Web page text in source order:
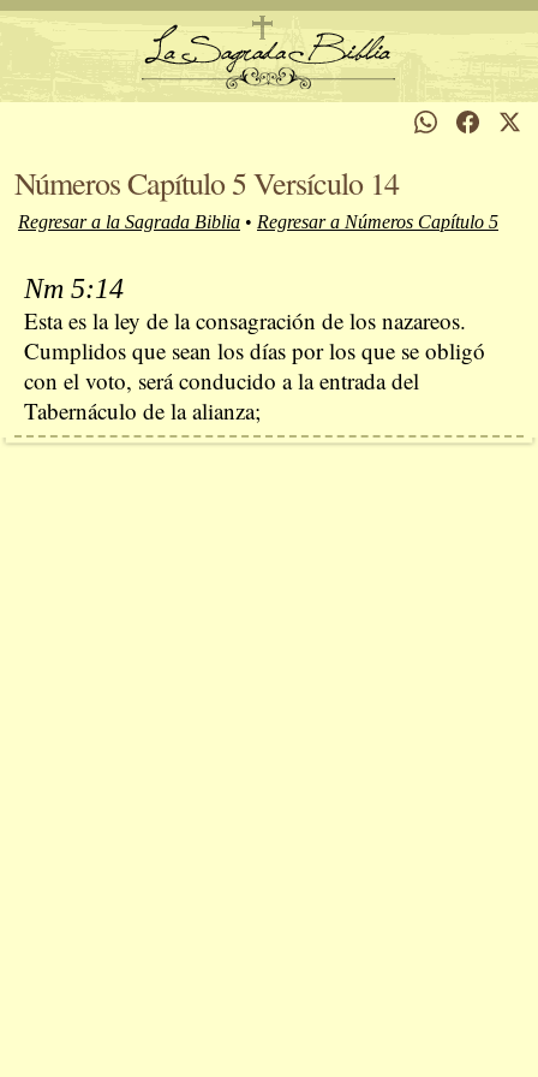
Números Capítulo 5 Versículo 14
Regresar a la Sagrada Biblia • Regresar a Números Capítulo 5
Nm 5:14
Esta es la ley de la consagración de los nazareos.
Cumplidos que sean los días por los que se obligó
con el voto, será conducido a la entrada del
Tabernáculo de la alianza;